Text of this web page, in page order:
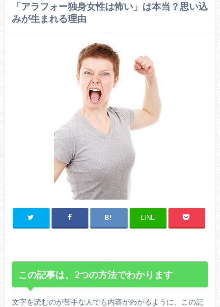
「アラフォー独身女性は怖い」は本当？思い込
みが生まれる理由
LINE
この記事は、2つの方法でわかります
文字を読むのが苦手な人でも内容がわかるように、この記